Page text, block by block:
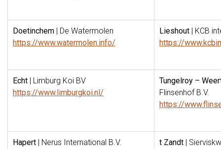
Doetinchem | De Watermolen
https://www.watermolen.info/
Lieshout | KCB
https://
Echt | Limburg Koi BV
https://www.limburgkoi.nl/
Tungelroy –
Flinsenhof B.V.
https://
Hapert | Nerus International B.V.
t Zandt |